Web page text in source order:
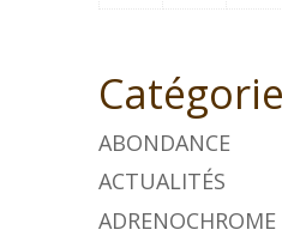
ABONDANCE
ACTUALITÉS
ADRENOCHROME